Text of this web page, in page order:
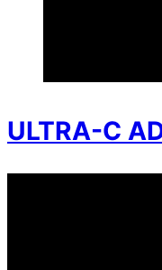
ULTRA-C